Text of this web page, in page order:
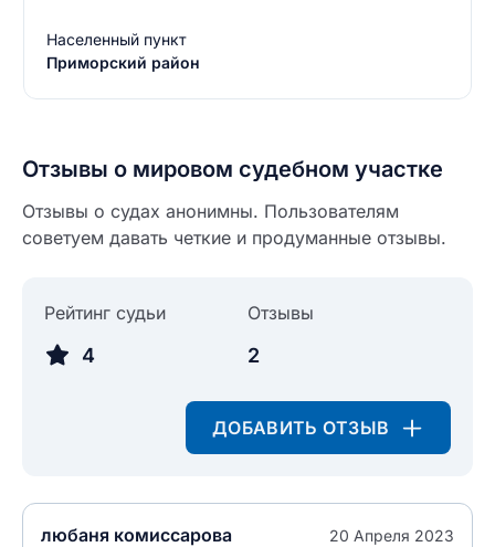
Населенный пункт
Приморский район
Отзывы о мировом судебном участке
Отзывы о судах анонимны. Пользователям
советуем давать четкие и продуманные отзывы.
Рейтинг судьи
4
Отзывы
2
ДОБАВИТЬ ОТЗЫВ
любаня комиссарова 20 Апреля 2023
Введите свой e-mail
Введите свое имя
Введите свой номер телефона
Ответ на отзыв
разрешить публикацию отзыва
Название населенного пункта
НАЙТИ МЕНЯ